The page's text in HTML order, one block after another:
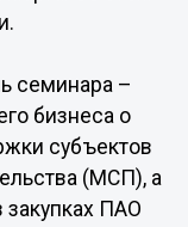
семинара –
бизнеса о
субъектов
(МСП), а
ПАО